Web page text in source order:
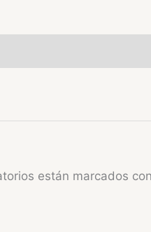
están marcados